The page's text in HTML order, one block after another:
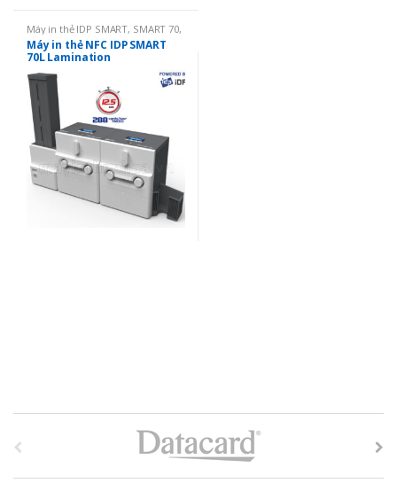
Máy in thẻ IDP SMART, SMART 70,
Máy in thẻ nhựa ,Máy in phủ
Laminate
Máy in thẻ NFC IDP SMART
70L Lamination